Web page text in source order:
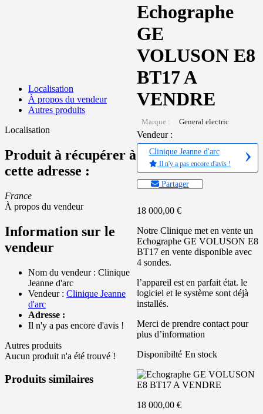
Echographe
GE
VOLUSON E8
BT17 A
VENDRE
Marque : General electric
Vendeur :
Clinique Jeanne d'arc
Il n'y a pas encore d'avis !
Partager
18 000,00 €
Notre Clinique met en vente un
Echographe GE VOLUSON E8
BT17 en vente disponible avec
4 sondes.
l’appareil est en parfait état. le
logiciel et le système sont déjà
installés.
Merci de prendre contact pour
plus d’information
Disponibilté En stock
18 000,00 €
Localisation
À propos du vendeur
Autres produits
Localisation
Produit à récupérer à
cette adresse :
France
À propos du vendeur
Information sur le
vendeur
Nom du vendeur : Clinique
Jeanne d'arc
Vendeur : Clinique Jeanne
d'arc
Adresse :
Il n'y a pas encore d'avis !
Autres produits
Aucun produit n'a été trouvé !
Produits similaires